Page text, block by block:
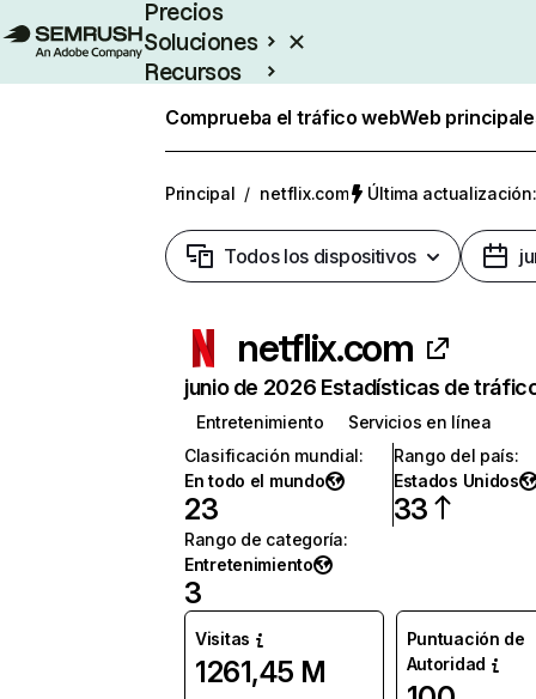
Precios
Soluciones
Recursos
Comprueba el tráfico webWeb
Principal / netflix.com Última
Todos los dispositivos
netflix.com
junio de 2026 Estadísticas de
Entretenimiento
Servicios en línea
Clasificación mundial:
En todo el mundo
23
Rango del país:
Estados Unidos
33
Rango de categoría:
Entretenimiento
3
Visitas
1261,45 M
Puntuación de
Autoridad